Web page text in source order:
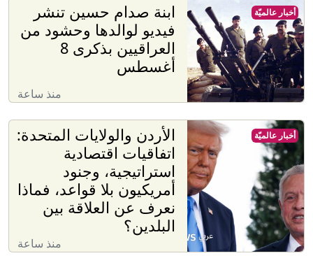
ابنة صدام حسين تنشر
فيديو لوالدها وحشود من
العراقيين بذكرى 8
أغسطس
منذ ساعة
أخبار عالميّة
الأردن والولايات المتحدة:
اتفاقيات اقتصادية
استراتيجية، وجنود
أمريكيون بلا قواعد، فماذا
نعرف عن العلاقة بين
البلدين؟
منذ ساعة
أخبار عالميّة